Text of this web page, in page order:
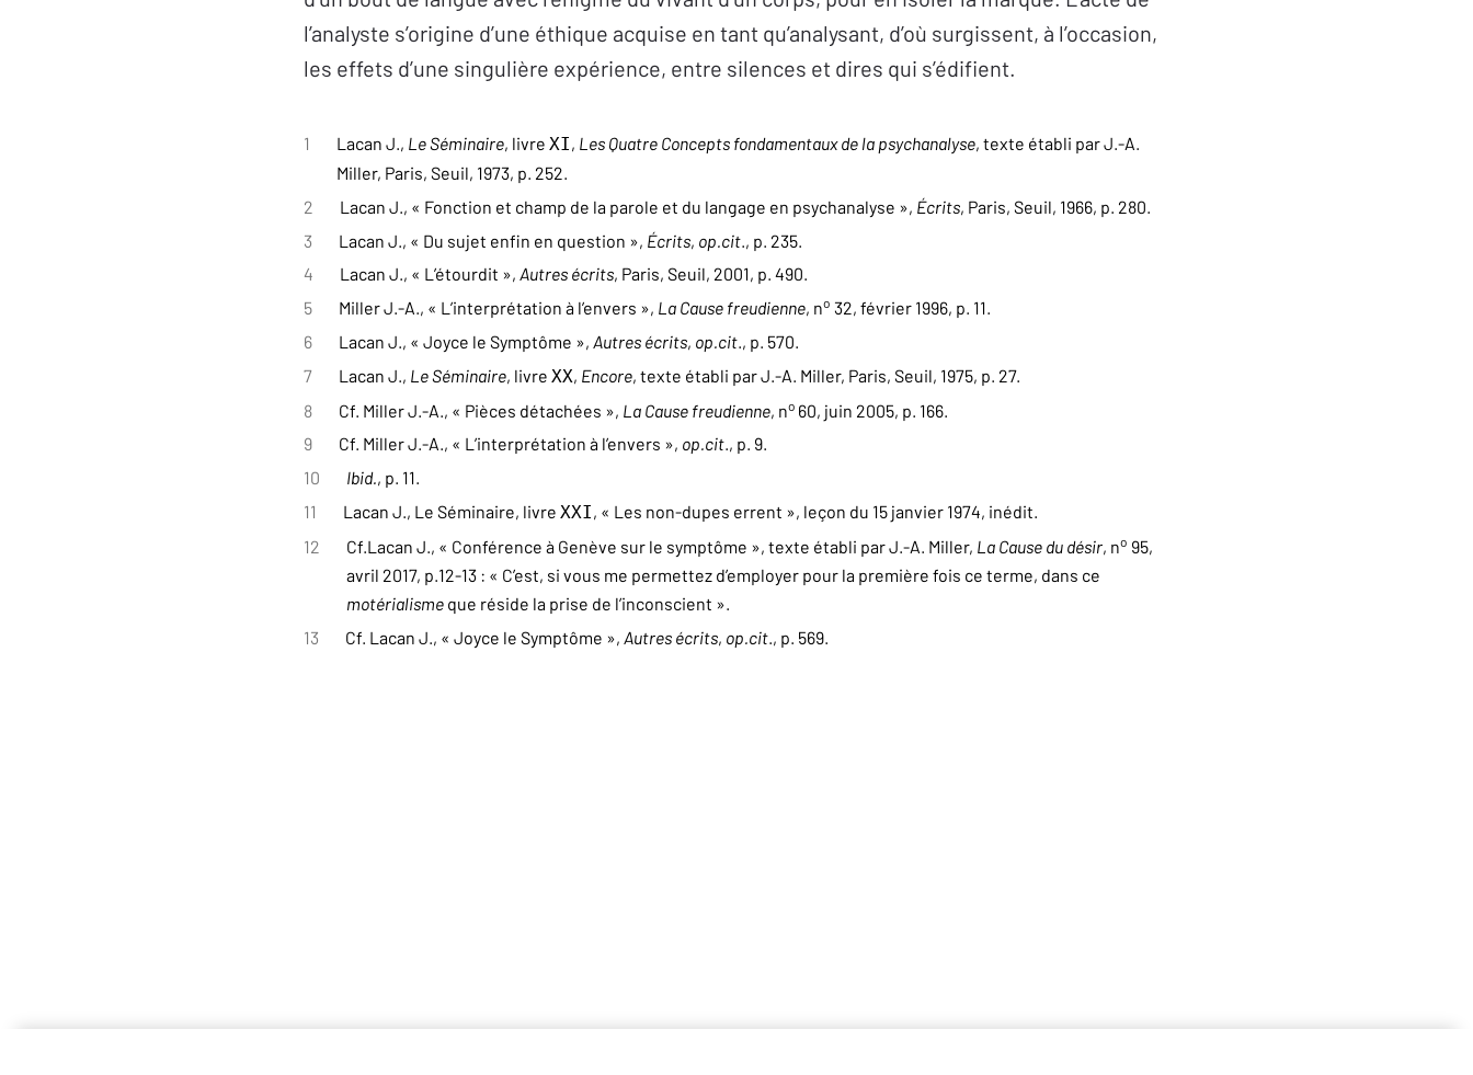
l’analyste s’origine d’une éthique acquise en tant qu’analysant, d’où surgissent, à l’occasion,
les effets d’une singulière expérience, entre silences et dires qui s’édifient.
1 Lacan J., Le Séminaire, livre XI, Les Quatre Concepts fondamentaux de la psychanalyse, texte établi par J.-A.
Miller, Paris, Seuil, 1973, p. 252.
2
Lacan J., « Fonction et champ de la parole et du langage en psychanalyse », Écrits, Paris, Seuil, 1966, p. 280.
3
Lacan J., « Du sujet enfin en question », Écrits, op.cit ., p. 235.
4
Lacan J., « L’étourdit »,Autres écrits, Paris, Seuil, 2001, p. 490.
5
Miller J.-A., « L’interprétation à l’envers », La Cause freudienne, no 32, février 1996, p. 11.
6
Lacan J., « Joyce le Symptôme »,Autres écrits, op.cit., p. 570.
7
Lacan J., Le Séminaire, livre XX, Encore, texte établi par J.-A. Miller, Paris, Seuil, 1975, p. 27.
8
Cf. Miller J.-A., « Pièces détachées », La Cause freudienne, no 60, juin 2005, p. 166.
9
Cf. Miller J.-A., « L’interprétation à l’envers », op.cit., p. 9.
10
Ibid., p. 11.
11
Lacan J., Le Séminaire, livre XXI, « Les non-dupes errent », leçon du 15 janvier 1974, inédit.
12
Cf.Lacan J., « Conférence à Genève sur le symptôme », texte établi par J.-A. Miller, La Cause du désir, no 95,
avril 2017, p.12-13 : « C’est, si vous me permettez d’employer pour la première fois ce terme, dans ce
motérialisme que réside la prise de l’inconscient ».
13
Cf. Lacan J., « Joyce le Symptôme », Autres écrits, op.cit ., p. 569.